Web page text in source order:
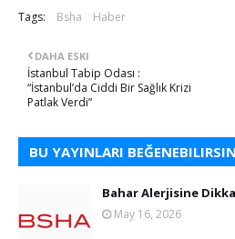
Tags: Bsha Haber
DAHA ESKI
İstanbul Tabip Odası :
“İstanbul’da Ciddi Bir Sağlık Krizi
Patlak Verdi”
BU YAYINLARI
Bahar Alerjisine
May 16, 2026